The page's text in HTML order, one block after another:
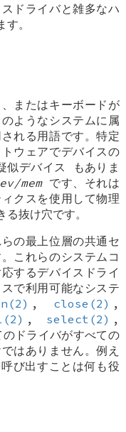
ドライバと雑多なハ
。
またはキーボードが
ようなシステムに属
れる用語です。特定
ウェアでデバイスの
似デバイス
もありま
memです、それは
クスを使用して物理
抜け穴です。
の最上位層の共通セ
これらのシステムコ
するデバイスドライ
で利用可能なシステ
, close(2) ,
, select(2) ,
ドライバがすべての
はありません。例え
び出すことは何も役